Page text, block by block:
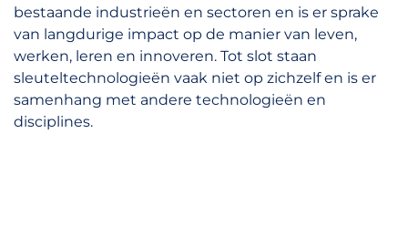
bestaande industrieën en sectoren en is er sprake
van langdurige impact op de manier van leven,
werken, leren en innoveren. Tot slot staan
sleuteltechnologieën vaak niet op zichzelf en is er
samenhang met andere technologieën en
disciplines.